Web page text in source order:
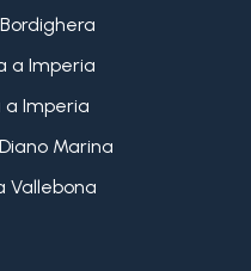
a Imperia
a Imperia
Marina
Vallebona